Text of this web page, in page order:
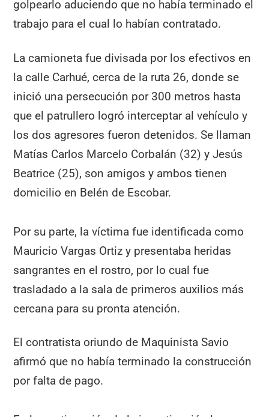
golpearlo aduciendo que no había terminado el
trabajo para el cual lo habían contratado.
La camioneta fue divisada por los efectivos en
la calle Carhué, cerca de la ruta 26, donde se
inició una persecución por 300 metros hasta
que el patrullero logró interceptar al vehículo y
los dos agresores fueron detenidos. Se llaman
Matías Carlos Marcelo Corbalán (32) y Jesús
Beatrice (25), son amigos y ambos tienen
domicilio en Belén de Escobar.
Por su parte, la víctima fue identificada como
Mauricio Vargas Ortiz y presentaba heridas
sangrantes en el rostro, por lo cual fue
trasladado a la sala de primeros auxilios más
cercana para su pronta atención.
El contratista oriundo de Maquinista Savio
afirmó que no había terminado la construcción
por falta de pago.